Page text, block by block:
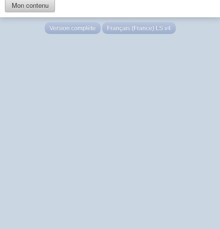
Mon contenu
Version complète Français (France) LS v4